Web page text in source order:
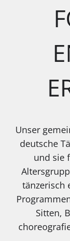
Unser
deutsche
und sie
tänzerisch
Sitten,